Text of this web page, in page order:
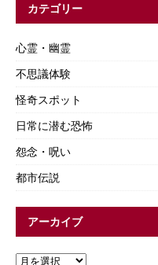
カテゴリー
心霊・幽霊
不思議体験
怪奇スポット
日常に潜む恐怖
怨念・呪い
都市伝説
アーカイブ